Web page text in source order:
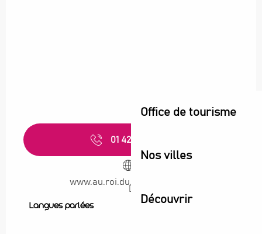
Office de tourisme
Nos villes
Découvrir
01 42 43 20
www.au.roi.du.couscous.com
Langues parlées
Langues parlées